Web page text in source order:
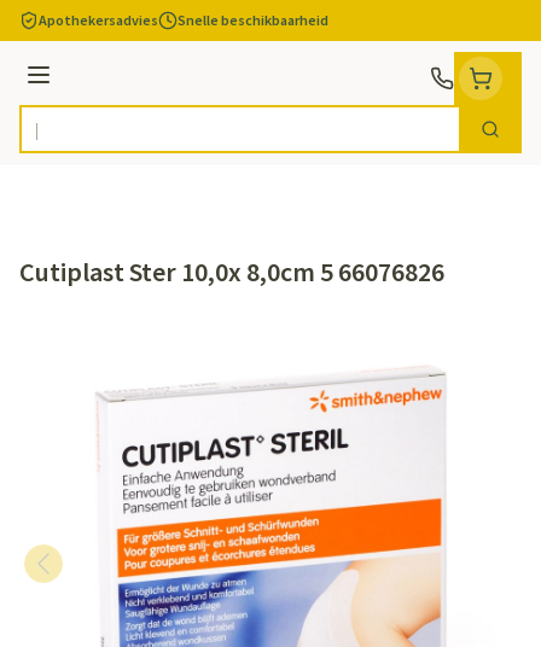
Ga naar de inhoud
Apothekersadvies Snelle beschikbaarheid
Menu
Product, merk, categorie... Zoek
Cutiplast Ster 10,0x 8,0cm 5 66076826